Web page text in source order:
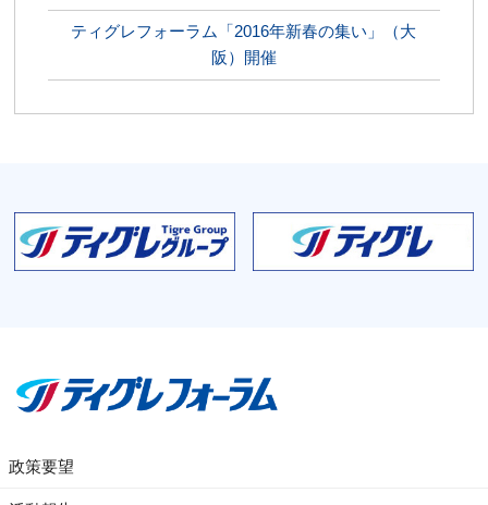
ティグレフォーラム「2016年新春の集い」（大
阪）開催
政策要望